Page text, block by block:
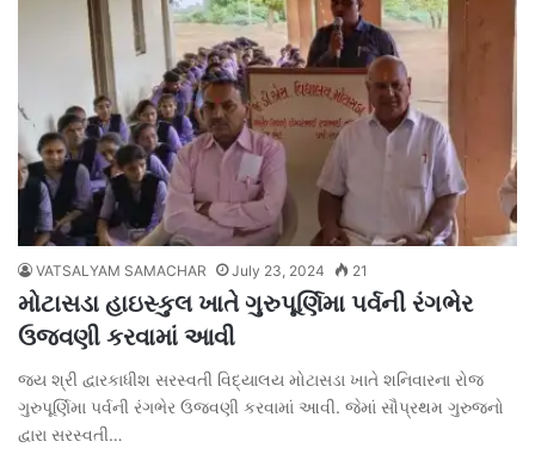
VATSALYAM SAMACHAR July 23, 2024 21
મોટાસડા હાઇસ્કુલ ખાતે ગુરુપૂર્ણિમા પર્વની રંગભેર
ઉજવણી કરવામાં આવી
જય શ્રી દ્વારકાધીશ સરસ્વતી વિદ્યાલય મોટાસડા ખાતે શનિવારના રોજ
ગુરુપૂર્ણિમા પર્વની રંગભેર ઉજવણી કરવામાં આવી. જેમાં સૌપ્રથમ ગુરુજનો
દ્વારા સરસ્વતી…